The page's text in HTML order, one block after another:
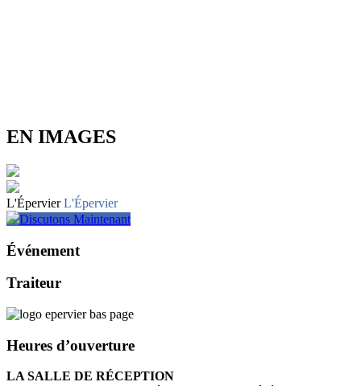
EN IMAGES
L'Épervier L'Épervier
Discutons Maintenant
Événement
Traiteur
Heures d’ouverture
LA SALLE DE RÉCEPTION